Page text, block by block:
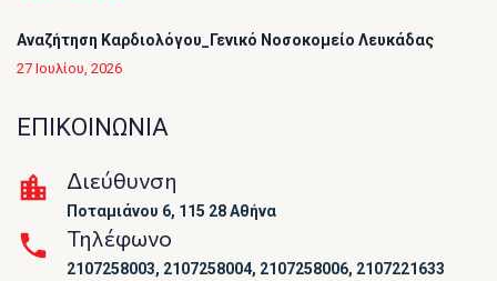
Αναζήτηση Καρδιολόγου_Γενικό Νοσοκομείο Λευκάδας
27 Ιουλίου, 2026
ΕΠΙΚΟΙΝΩΝΙΑ
Διεύθυνση
Ποταμιάνου 6, 115 28 Αθήνα
Τηλέφωνο
2107258003, 2107258004, 2107258006, 2107221633